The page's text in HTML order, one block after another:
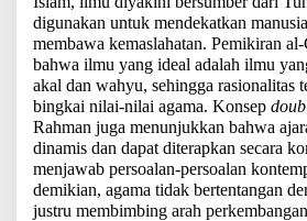
digunakan untuk mendekatkan
membawa kemaslahatan. Pemikiran
bahwa ilmu yang ideal adalah ilmu
akal dan wahyu, sehingga rasionalitas
bingkai nilai-nilai agama. Konsep
Rahman juga menunjukkan bahwa
dinamis dan dapat diterapkan secara
menjawab persoalan-persoalan
demikian, agama tidak bertentangan
justru membimbing arah